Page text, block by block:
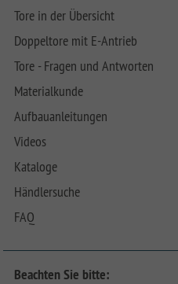
Tore in der Übersicht
Doppeltore mit E-Antrieb
Tore - Fragen und Antworten
Materialkunde
Aufbauanleitungen
Videos
Kataloge
Händlersuche
FAQ
Beachten Sie bitte: